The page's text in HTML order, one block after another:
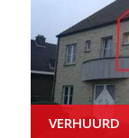
VERHUURD